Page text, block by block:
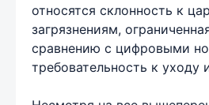
относятся склонность к
загрязнениям,
сравнению с цифровыми
требовательность к уходу